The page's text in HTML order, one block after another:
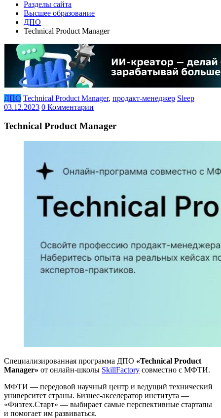
Разделы сайта
Высшее образование
ДПО
Technical Product Manager
ДПО Technical Product Manager, продакт-менеджер Sleep
03.12.2023 0 Комментарии
Technical Product Manager
Специализированная программа ДПО «Technical Product
Manager» от онлайн-школы SkillFactory совместно с МФТИ.
МФТИ — передовой научный центр и ведущий технический
университет страны. Бизнес-акселератор института —
«Физтех.Старт» — выбирает самые перспективные стартапы
и помогает им развиваться.